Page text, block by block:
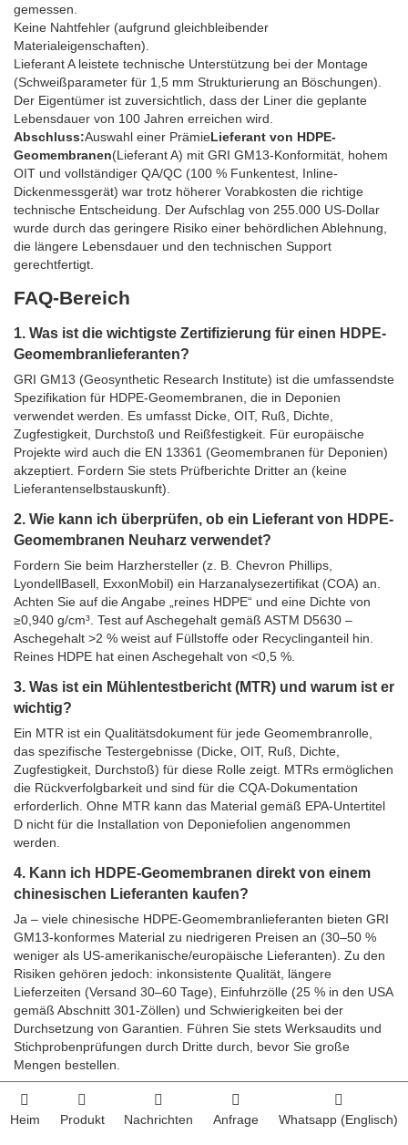
gemessen.
Keine Nahtfehler (aufgrund gleichbleibender
Materialeigenschaften).
Lieferant A leistete technische Unterstützung bei der Montage
(Schweißparameter für 1,5 mm Strukturierung an Böschungen).
Der Eigentümer ist zuversichtlich, dass der Liner die geplante
Lebensdauer von 100 Jahren erreichen wird.
Abschluss:Auswahl einer PrämieLieferant von HDPE-
Geomembranen(Lieferant A) mit GRI GM13-Konformität, hohem
OIT und vollständiger QA/QC (100 % Funkentest, Inline-
Dickenmessgerät) war trotz höherer Vorabkosten die richtige
technische Entscheidung. Der Aufschlag von 255.000 US-Dollar
wurde durch das geringere Risiko einer behördlichen Ablehnung,
die längere Lebensdauer und den technischen Support
gerechtfertigt.
FAQ-Bereich
1. Was ist die wichtigste Zertifizierung für einen HDPE-
Geomembranlieferanten?
GRI GM13 (Geosynthetic Research Institute) ist die umfassendste
Spezifikation für HDPE-Geomembranen, die in Deponien
verwendet werden. Es umfasst Dicke, OIT, Ruß, Dichte,
Zugfestigkeit, Durchstoß und Reißfestigkeit. Für europäische
Projekte wird auch die EN 13361 (Geomembranen für Deponien)
akzeptiert. Fordern Sie stets Prüfberichte Dritter an (keine
Lieferantenselbstauskunft).
2. Wie kann ich überprüfen, ob ein Lieferant von HDPE-
Geomembranen Neuharz verwendet?
Fordern Sie beim Harzhersteller (z. B. Chevron Phillips,
LyondellBasell, ExxonMobil) ein Harzanalysezertifikat (COA) an.
Achten Sie auf die Angabe „reines HDPE“ und eine Dichte von
≥0,940 g/cm³. Test auf Aschegehalt gemäß ASTM D5630 –
Aschegehalt >2 % weist auf Füllstoffe oder Recyclinganteil hin.
Reines HDPE hat einen Aschegehalt von <0,5 %.
3. Was ist ein Mühlentestbericht (MTR) und warum ist er
wichtig?
Ein MTR ist ein Qualitätsdokument für jede Geomembranrolle,
das spezifische Testergebnisse (Dicke, OIT, Ruß, Dichte,
Zugfestigkeit, Durchstoß) für diese Rolle zeigt. MTRs ermöglichen
die Rückverfolgbarkeit und sind für die CQA-Dokumentation
erforderlich. Ohne MTR kann das Material gemäß EPA-Untertitel
D nicht für die Installation von Deponiefolien angenommen
werden.
4. Kann ich HDPE-Geomembranen direkt von einem
chinesischen Lieferanten kaufen?
Ja – viele chinesische HDPE-Geomembranlieferanten bieten GRI
GM13-konformes Material zu niedrigeren Preisen an (30–50 %
weniger als US-amerikanische/europäische Lieferanten). Zu den
Risiken gehören jedoch: inkonsistente Qualität, längere
Lieferzeiten (Versand 30–60 Tage), Einfuhrzölle (25 % in den USA
gemäß Abschnitt 301-Zöllen) und Schwierigkeiten bei der
Durchsetzung von Garantien. Führen Sie stets Werksaudits und
Stichprobenprüfungen durch Dritte durch, bevor Sie große
Mengen bestellen.
5. Was ist die typische Preisspanne für HDPE-
Geomembranen von einem qualifizierten Lieferanten?
Heim Produkt Nachrichten Anfrage Whatsapp (Englisch)